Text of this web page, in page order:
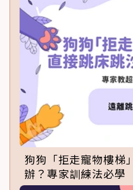
狗狗「拒走寵物樓梯
辦？專家訓練法必學